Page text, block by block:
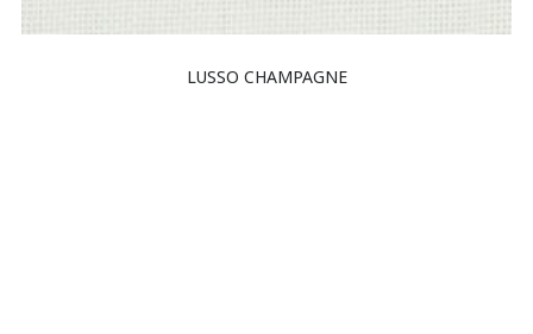
LUSSO CHAMPAGNE